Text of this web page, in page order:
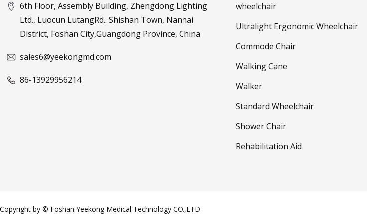
6th Floor, Assembly Building, Zhengdong Lighting
Ltd., Luocun LutangRd.. Shishan Town, Nanhai
District, Foshan City,Guangdong Province, China
sales6@yeekongmd.com
86-13929956214
wheelchair
Ultralight Ergonomic Wheelchair
Commode Chair
Walking Cane
Walker
Standard Wheelchair
Shower Chair
Rehabilitation Aid
Copyright by © Foshan Yeekong Medical Technology CO.,LTD